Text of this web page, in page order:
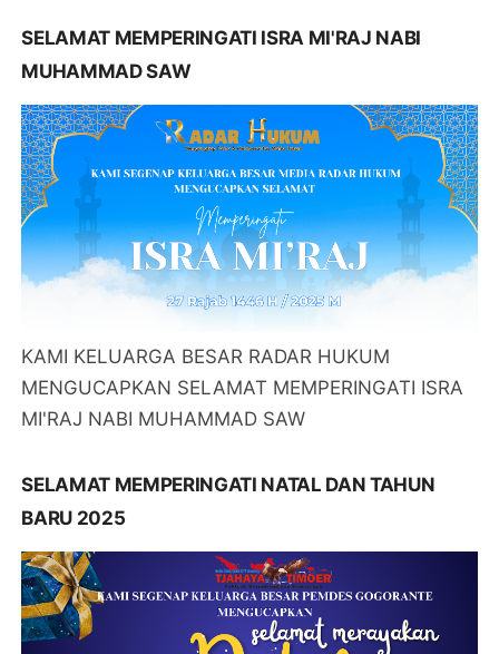
SELAMAT MEMPERINGATI ISRA MI'RAJ NABI
MUHAMMAD SAW
KAMI KELUARGA BESAR RADAR HUKUM
MENGUCAPKAN SELAMAT MEMPERINGATI ISRA
MI'RAJ NABI MUHAMMAD SAW
SELAMAT MEMPERINGATI NATAL DAN TAHUN
BARU 2025